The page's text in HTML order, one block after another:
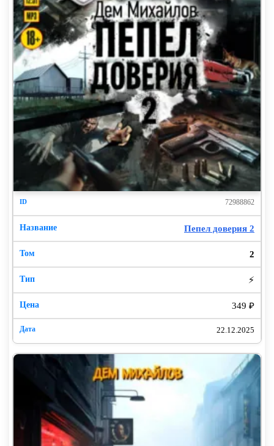
72988862
Пепел доверия 2
2
⚡
349 ₽
22.12.2025